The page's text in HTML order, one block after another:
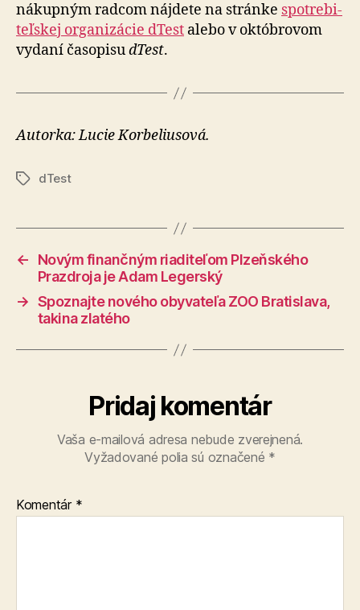
ná­kup­ným radcom náj­de­te na stránke spo­tre­bi­
teľ­skej orga­ni­zácie dTest alebo v ok­tóbro­vom
vydaní ča­so­pisudTest.
Autorka: Lucie Korbeliusová.
Značky
dTest
←
Novým finančným riaditeľom Plzeňského
Prazdroja je Adam Legerský
→ Spoznajte nového obyvateľa ZOO Bratislava,
takina zlatého
Pridaj komentár
Vaša e-mailová adresa nebude zverejnená.
Vyžadované polia sú označené *
Komentár *